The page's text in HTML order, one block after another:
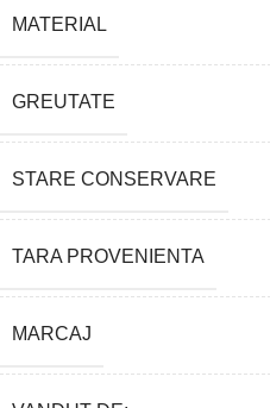
MATERIAL
GREUTATE
STARE CONSERVARE
TARA PROVENIENTA
MARCAJ